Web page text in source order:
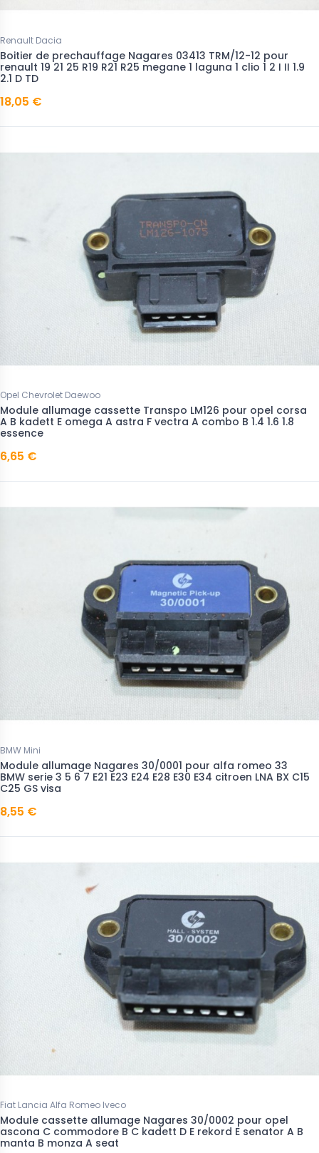
Renault Dacia
Boitier de prechauffage Nagares 03413 TRM/12-12 pour
renault 19 21 25 R19 R21 R25 megane 1 laguna 1 clio 1 2 I II 1.9
2.1 D TD
18,05 €
Opel Chevrolet Daewoo
Module allumage cassette Transpo LM126 pour opel corsa
A B kadett E omega A astra F vectra A combo B 1.4 1.6 1.8
essence
6,65 €
BMW Mini
Module allumage Nagares 30/0001 pour alfa romeo 33
BMW serie 3 5 6 7 E21 E23 E24 E28 E30 E34 citroen LNA BX C15
C25 GS visa
8,55 €
Fiat Lancia Alfa Romeo Iveco
Module cassette allumage Nagares 30/0002 pour opel
ascona C commodore B C kadett D E rekord E senator A B
manta B monza A seat